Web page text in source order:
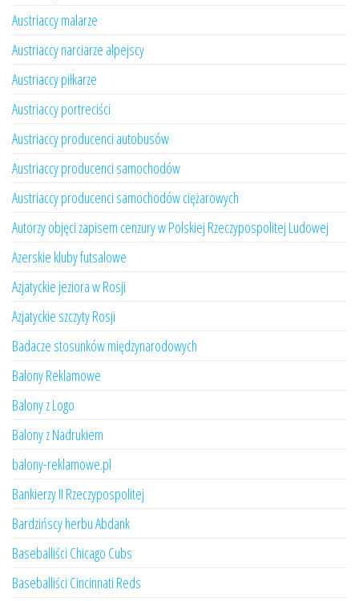
Austriaccy malarze
Austriaccy narciarze alpejscy
Austriaccy piłkarze
Austriaccy portreciści
Austriaccy producenci autobusów
Austriaccy producenci samochodów
Austriaccy producenci samochodów ciężarowych
Autorzy objęci zapisem cenzury w Polskiej Rzeczypospolitej Ludowej
Azerskie kluby futsalowe
Azjatyckie jeziora w Rosji
Azjatyckie szczyty Rosji
Badacze stosunków międzynarodowych
Balony Reklamowe
Balony z Logo
Balony z Nadrukiem
balony-reklamowe.pl
Bankierzy II Rzeczypospolitej
Bardzińscy herbu Abdank
Baseballiści Chicago Cubs
Baseballiści Cincinnati Reds